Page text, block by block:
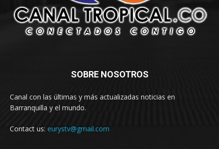
SOBRE NOSOTROS
Canal con las últimas y más actualizadas noticias en
Barranquilla y el mundo.
Contact us: eurystv@gmail.com